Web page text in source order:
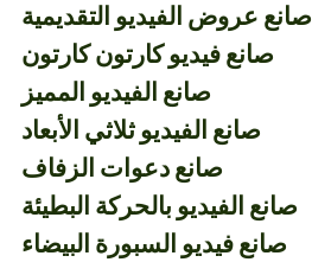
صانع عروض الفيديو التقديمية
صانع فيديو كارتون كارتون
صانع الفيديو المميز
صانع الفيديو ثلاثي الأبعاد
صانع دعوات الزفاف
صانع الفيديو بالحركة البطيئة
صانع فيديو السبورة البيضاء